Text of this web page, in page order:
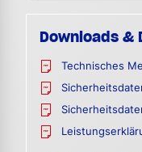
Downloads &
Technisches